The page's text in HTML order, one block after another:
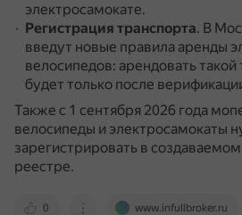
электросамокате.
Регистрация транспорта. В
введут новые правила аренды
велосипедов: арендовать
будет только после
Также с 1 сентября 2026 года
велосипеды и электросамокаты
зарегистрировать в
реестре.
0 www.infullbroker.ru